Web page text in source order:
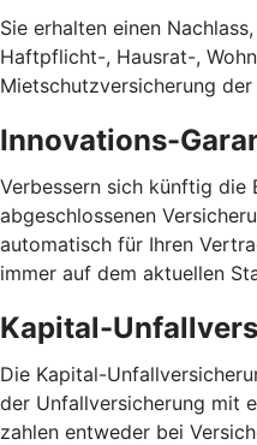
Sie erhalten einen
Haftpflicht-, Hausrat-,
Mietschutzversicherung der
Innovations-
Verbessern sich künftig die
abgeschlossenen
automatisch für Ihren
immer auf dem aktuellen
Kapital-
Die Kapital-
der Unfallversicherung mit
zahlen entweder bei